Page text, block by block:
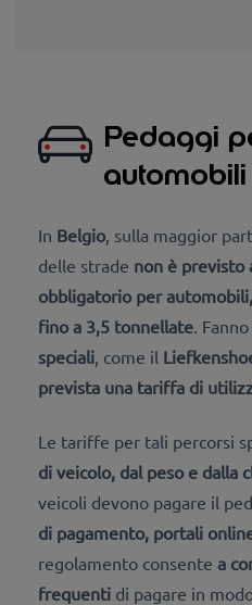
Pedaggi
In Belgio, sulla maggior
delle strade non è previsto
obbligatorioper
fino a 3,5 tonnellate .
speciali , come il
prevista una tariffa di
Le tariffe per tali percorsi
di veicolo, dal peso e dalla
veicoli devono pagare il
di pagamento, portali
regolamento consente a
frequenti di pagare in